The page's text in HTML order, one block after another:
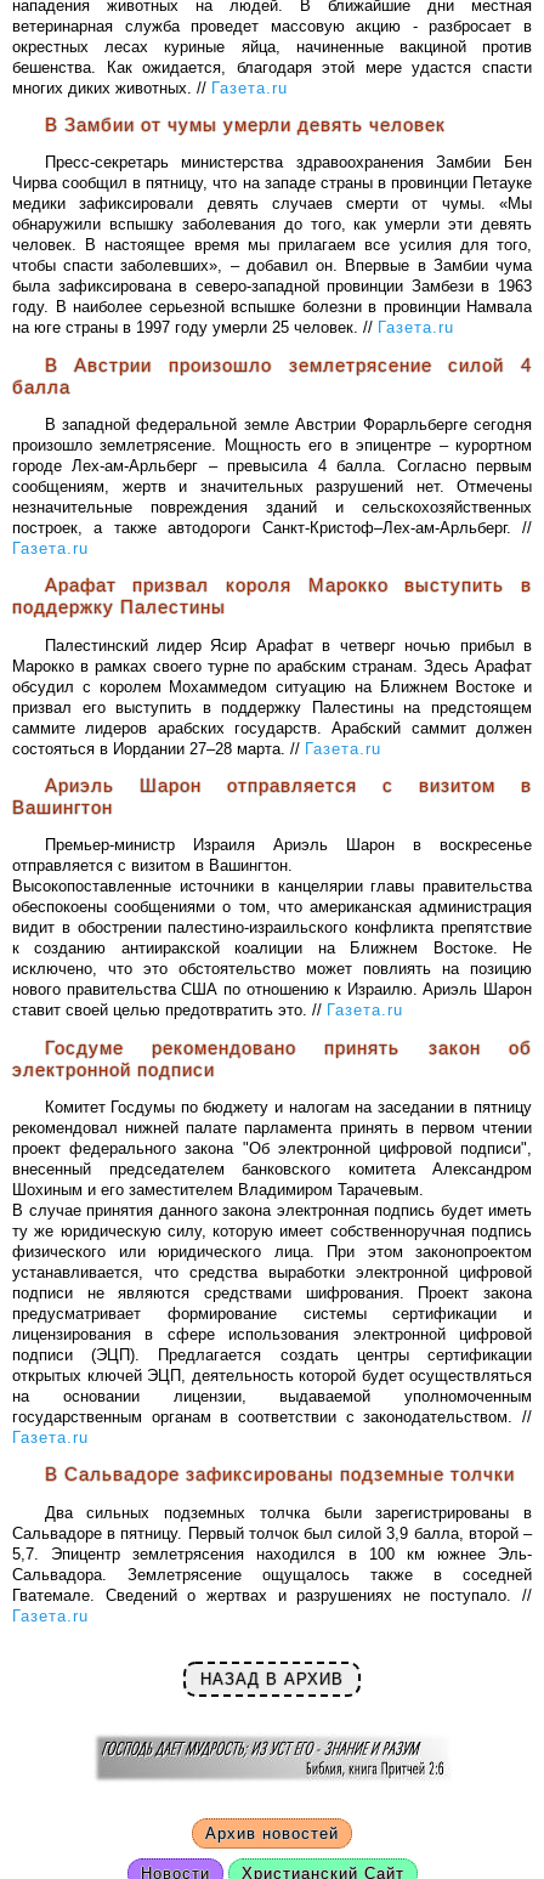
нападения животных на людей. В ближайшие дни местная
ветеринарная служба проведет массовую акцию - разбросает в
окрестных лесах куриные яйца, начиненные вакциной против
бешенства. Как ожидается, благодаря этой мере удастся спасти
многих диких животных. // Газета.ru
В Замбии от чумы умерли девять человек
Пресс-секретарь министерства здравоохранения Замбии Бен
Чирва сообщил в пятницу, что на западе страны в провинции Петауке
медики зафиксировали девять случаев смерти от чумы. «Мы
обнаружили вспышку заболевания до того, как умерли эти девять
человек. В настоящее время мы прилагаем все усилия для того,
чтобы спасти заболевших», – добавил он. Впервые в Замбии чума
была зафиксирована в северо-западной провинции Замбези в 1963
году. В наиболее серьезной вспышке болезни в провинции Намвала
на юге страны в 1997 году умерли 25 человек. // Газета.ru
В Австрии произошло землетрясение силой 4
балла
В западной федеральной земле Австрии Форарльберге сегодня
произошло землетрясение. Мощность его в эпицентре – курортном
городе Лех-ам-Арльберг – превысила 4 балла. Согласно первым
сообщениям, жертв и значительных разрушений нет. Отмечены
незначительные повреждения зданий и сельскохозяйственных
построек, а также автодороги Санкт-Кристоф–Лех-ам-Арльберг. //
Газета.ru
Арафат призвал короля Марокко выступить в
поддержку Палестины
Палестинский лидер Ясир Арафат в четверг ночью прибыл в
Марокко в рамках своего турне по арабским странам. Здесь Арафат
обсудил с королем Мохаммедом ситуацию на Ближнем Востоке и
призвал его выступить в поддержку Палестины на предстоящем
саммите лидеров арабских государств. Арабский саммит должен
состояться в Иордании 27–28 марта. // Газета.ru
Ариэль Шарон отправляется с визитом в
Вашингтон
Премьер-министр Израиля Ариэль Шарон в воскресенье
отправляется с визитом в Вашингтон.
Высокопоставленные источники в канцелярии главы правительства
обеспокоены сообщениями о том, что американская администрация
видит в обострении палестино-израильского конфликта препятствие
к созданию антииракской коалиции на Ближнем Востоке. Не
исключено, что это обстоятельство может повлиять на позицию
нового правительства США по отношению к Израилю. Ариэль Шарон
ставит своей целью предотвратить это. // Газета.ru
Госдуме рекомендовано принять закон об
электронной подписи
Комитет Госдумы по бюджету и налогам на заседании в пятницу
рекомендовал нижней палате парламента принять в первом чтении
проект федерального закона "Об электронной цифровой подписи",
внесенный председателем банковского комитета Александром
Шохиным и его заместителем Владимиром Тарачевым.
В случае принятия данного закона электронная подпись будет иметь
ту же юридическую силу, которую имеет собственноручная подпись
физического или юридического лица. При этом законопроектом
устанавливается, что средства выработки электронной цифровой
подписи не являются средствами шифрования. Проект закона
предусматривает формирование системы сертификации и
лицензирования в сфере использования электронной цифровой
подписи (ЭЦП). Предлагается создать центры сертификации
открытых ключей ЭЦП, деятельность которой будет осуществляться
на основании лицензии, выдаваемой уполномоченным
государственным органам в соответствии с законодательством. //
Газета.ru
В Сальвадоре зафиксированы подземные толчки
Два сильных подземных толчка были зарегистрированы в
Сальвадоре в пятницу. Первый толчок был силой 3,9 балла, второй –
5,7. Эпицентр землетрясения находился в 100 км южнее Эль-
Сальвадора. Землетрясение ощущалось также в соседней
Гватемале. Сведений о жертвах и разрушениях не поступало. //
Газета.ru
НАЗАД В АРХИВ
Архив новостей
Новости Христианский Сайт